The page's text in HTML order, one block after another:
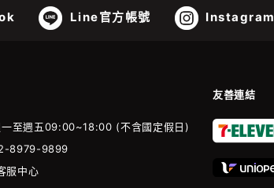
Line官方帳號 Instagram
友善連結
一至週五09:00~18:00 (不含國定假日)
8979-9899
服中心